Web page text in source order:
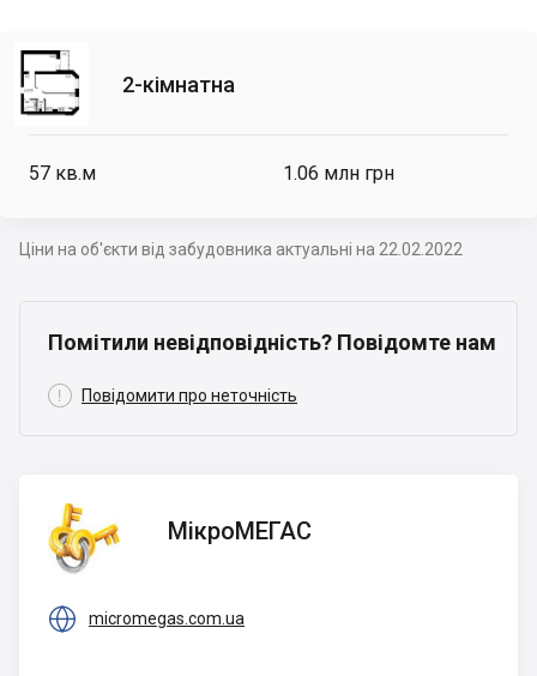
2-кімнатна
57 кв.м 1.06 млн грн
Ціни на об'єкти від забудовника актуальні на 22.02.2022
Помітили невідповідність? Повідомте нам
 Повідомити про неточність
МікроМЕГАС
МікроМЕГАС
 micromegas.com.ua